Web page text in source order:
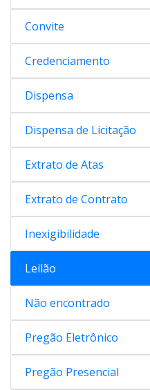
Convite
Credenciamento
Dispensa
Dispensa de Licitação
Extrato de Atas
Extrato de Contrato
Inexigibilidade
Leilão
Não encontrado
Pregão Eletrônico
Pregão Presencial